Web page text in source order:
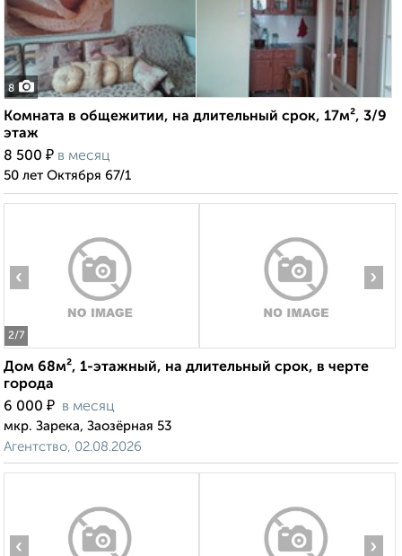
8
Комната в общежитии, на длительный срок, 17м², 3/9
этаж
8 500 ₽ в месяц
50 лет Октября 67/1
2/7
‹ ›
Дом 68м², 1-этажный, на длительный срок, в черте
города
6 000 ₽ в месяц
мкр. Зарека, Заозёрная 53
Агентство, 02.08.2026
‹ ›